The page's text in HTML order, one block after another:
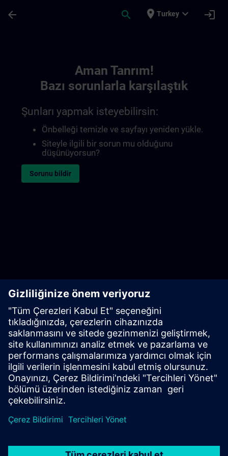
arrow_back search place Turkey expand_more login
Aman Tanrım!
Bazı sorunlarla karşılaştık
Şunları yapmak isteyebilirsin:
Önbelleği temizle ve sayfayı yeniden yükle.
Siteyle ilgili bir sorun mu olduğunu
düşünüyorsun?
Sorunu bildir